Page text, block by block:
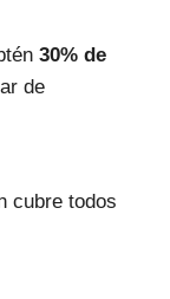
30% de
de
cubre todos